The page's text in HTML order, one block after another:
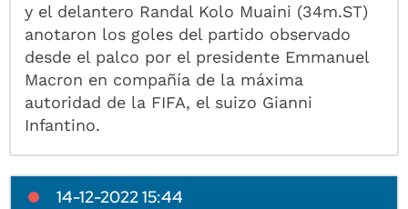
y el delantero Randal Kolo Muaini (34m.ST)
anotaron los goles del partido observado
desde el palco por el presidente Emmanuel
Macron en compañía de la máxima
autoridad de la FIFA, el suizo Gianni
Infantino.
14-12-2022 15:44